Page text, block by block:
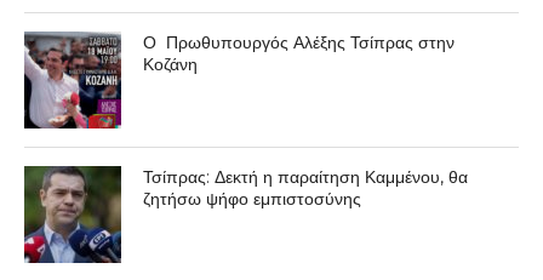
Ο Πρωθυπουργός Αλέξης Τσίπρας στην
Κοζάνη
Τσίπρας: Δεκτή η παραίτηση Καμμένου, θα
ζητήσω ψήφο εμπιστοσύνης